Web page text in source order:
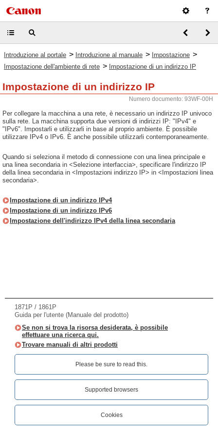
Introduzione al portale > Introduzione al manuale > Impostazione >
Impostazione dell'ambiente di rete > Impostazione di un indirizzo IP
Impostazione di un indirizzo IP
Numero documento: 93WF-00H
Per collegare la macchina a una rete, è necessario un indirizzo IP univoco
sulla rete. La macchina supporta due versioni di indirizzi IP: "IPv4" e
"IPv6". Impostarli e utilizzarli in base al proprio ambiente. È possibile
utilizzare IPv4 o IPv6. È anche possibile utilizzarli contemporaneamente.
Quando si seleziona il metodo di connessione con una linea principale e
una linea secondaria in <Selezione interfaccia>, specificare l'indirizzo IP
della linea secondaria in <Impostazioni indirizzo IP> in <Impostazioni linea
secondaria>.
Impostazione di un indirizzo IPv4
Impostazione di un indirizzo IPv6
Impostazione dell'indirizzo IPv4 della linea secondaria
1871P / 1861P
Guida per l'utente (Manuale del prodotto)
Se non si trova la risorsa desiderata, è possibile
effettuare una ricerca qui.
Trovare manuali di altri prodotti
Please be sure to read this.‎
Supported browsers
Cookies